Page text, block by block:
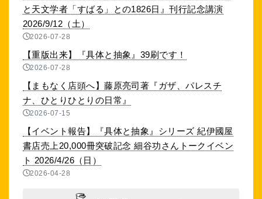
と天文学者「すばる」との1826日』刊行記念講演
2026/9/12（土）
2026-07-28
【重版出来】『具体と抽象』39刷です！
2026-07-28
【まもなく店頭へ】藤原亮司著『ガザ、パレスチ
ナ、ひとりひとりの日常』
2026-07-15
【イベント報告】『具体と抽象』シリーズ 紀伊國屋
書店売上20,000冊突破記念 細谷功さんトークイベン
ト 2026/4/26（日）
2026-04-28